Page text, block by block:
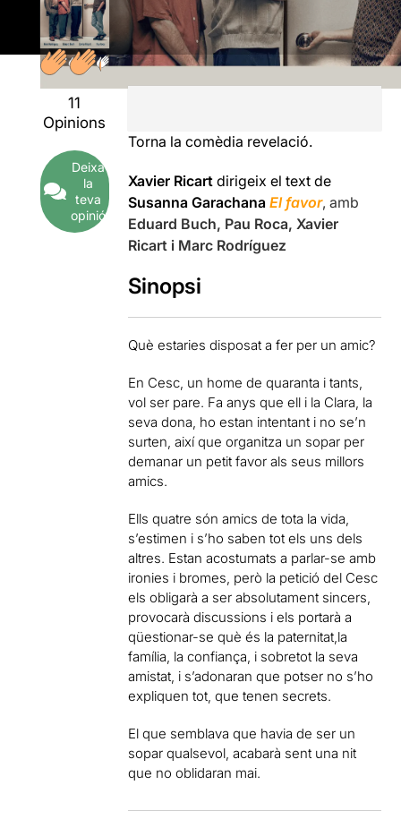
11
Opinions
Deixa
la
teva
opinió
Torna la comèdia revelació.
Xavier Ricart dirigeix el text de
Susanna Garachana El favor, amb
Eduard Buch, Pau Roca, Xavier
Ricart i Marc Rodríguez
Sinopsi
Què estaries disposat a fer per un amic?
En Cesc, un home de quaranta i tants,
vol ser pare. Fa anys que ell i la Clara, la
seva dona, ho estan intentant i no se’n
surten, així que organitza un sopar per
demanar un petit favor als seus millors
amics.
Ells quatre són amics de tota la vida,
s’estimen i s’ho saben tot els uns dels
altres. Estan acostumats a parlar-se amb
ironies i bromes, però la petició del Cesc
els obligarà a ser absolutament sincers,
provocarà discussions i els portarà a
qüestionar-se què és la paternitat,la
família, la confiança, i sobretot la seva
amistat, i s’adonaran que potser no s’ho
expliquen tot, que tenen secrets.
El que semblava que havia de ser un
sopar qualsevol, acabarà sent una nit
que no oblidaran mai.